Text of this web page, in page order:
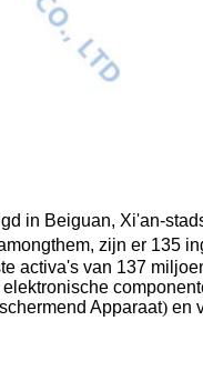
in Beiguan, Xi'an-
zijn er 135
activa's van 137
Apparaat) en